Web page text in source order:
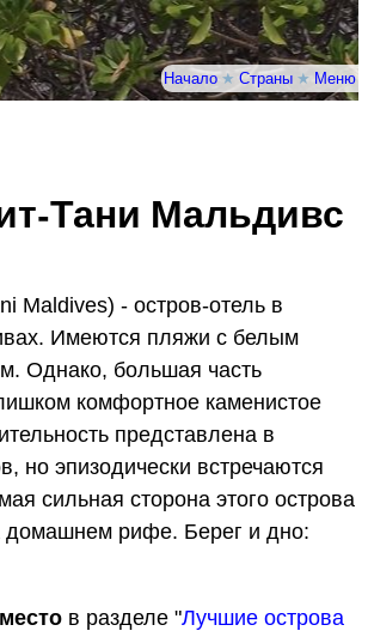
Начало★ Страны ★ Меню
Тани Мальдивс
Maldives) - остров-отель в
Имеются пляжи с белым
Однако, большая часть
комфортное каменистое
представлена в
но эпизодически встречаются
сильная сторона этого острова
домашнем рифе. Берег и дно:
в разделе "Лучшие острова